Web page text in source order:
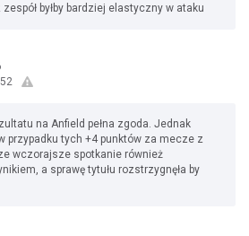
byłby bardziej elastyczny w ataku
na Anfield pełna zgoda. Jednak
przypadku tych +4 punktów za mecze z
wczorajsze spotkanie również
a sprawę tytułu rozstrzygnęła by